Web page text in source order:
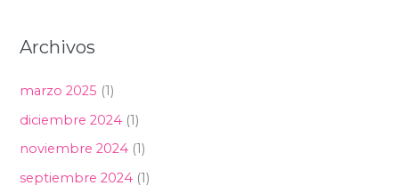
Archivos
marzo 2025 (1)
diciembre 2024 (1)
noviembre 2024 (1)
septiembre 2024 (1)